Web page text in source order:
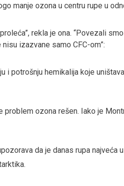
manje ozona u centru rupe u
rekla je ona. “Povezali
izazvane samo CFC-om”:
potrošnju hemikalija koje
ozona rešen. Iako je
da je danas rupa